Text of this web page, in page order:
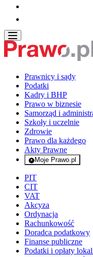
Prawnicy i sądy
Podatki
Kadry i BHP
Prawo w biznesie
Samorząd i
Szkoły i uczelnie
Zdrowie
Prawo dla każdego
Akty Prawne
Moje Prawo.pl
- rejestracja i
PIT
CIT
VAT
Akcyza
Ordynacja
Rachunkowość
Doradca podatkowy
Finanse publiczne
Podatki i opłaty